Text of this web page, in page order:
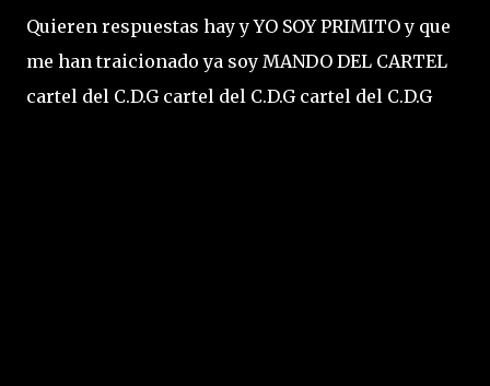
Quieren respuestas hay y YO SOY PRIMITO y que
me han traicionado ya soy MANDO DEL CARTEL
cartel del C.D.G cartel del C.D.G cartel del C.D.G